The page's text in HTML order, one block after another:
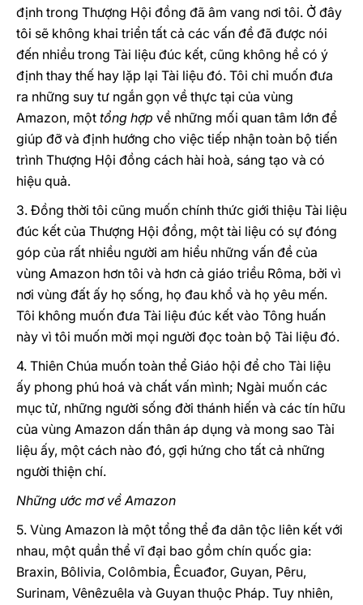
định trong Thượng Hội đồng đã âm vang nơi tôi. Ở đây
tôi sẽ không khai triển tất cả các vấn đề đã được nói
đến nhiều trong Tài liệu đúc kết, cũng không hề có ý
định thay thế hay lặp lại Tài liệu đó. Tôi chỉ muốn đưa
ra những suy tư ngắn gọn về thực tại của vùng
Amazon, một tổng hợp về những mối quan tâm lớn để
giúp đỡ và định hướng cho việc tiếp nhận toàn bộ tiến
trình Thượng Hội đồng cách hài hoà, sáng tạo và có
hiệu quả.
3. Đồng thời tôi cũng muốn chính thức giới thiệu Tài liệu
đúc kết của Thượng Hội đồng, một tài liệu có sự đóng
góp của rất nhiều người am hiểu những vấn đề của
vùng Amazon hơn tôi và hơn cả giáo triều Rôma, bởi vì
nơi vùng đất ấy họ sống, họ đau khổ và họ yêu mến.
Tôi không muốn đưa Tài liệu đúc kết vào Tông huấn
này vì tôi muốn mời mọi người đọc toàn bộ Tài liệu đó.
4. Thiên Chúa muốn toàn thể Giáo hội để cho Tài liệu
ấy phong phú hoá và chất vấn mình; Ngài muốn các
mục tử, những người sống đời thánh hiến và các tín hữu
của vùng Amazon dấn thân áp dụng và mong sao Tài
liệu ấy, một cách nào đó, gợi hứng cho tất cả những
người thiện chí.
Những ước mơ về Amazon
5. Vùng Amazon là một tổng thể đa dân tộc liên kết với
nhau, một quần thể vĩ đại bao gồm chín quốc gia:
Braxin, Bôlivia, Colômbia, Êcuađor, Guyan, Pêru,
Surinam, Vênêzuêla và Guyan thuộc Pháp. Tuy nhiên,